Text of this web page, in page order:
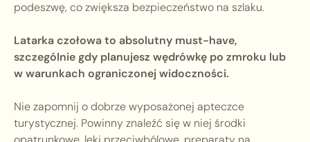
podeszwę, co zwiększa bezpieczeństwo na szlaku.
Latarka czołowa to absolutny must-have,
szczególnie gdy planujesz wędrówkę po zmroku lub
w warunkach ograniczonej widoczności.
Nie zapomnij o dobrze wyposażonej apteczce
turystycznej. Powinny znaleźć się w niej środki